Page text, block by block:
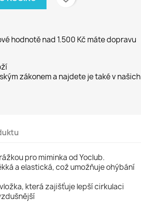
hodnotě nad 1.500 Kč máte dopravu
zákonem a najdete je také v našich
pro miminka od Yoclub.
a elastická, což umožňuje ohýbání
která zajišťuje lepší cirkulaci